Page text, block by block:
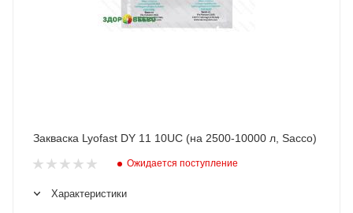
Закваска Lyofast DY 11 10UС (на 2500-10000 л, Sacco)
Ожидается поступление
Характеристики